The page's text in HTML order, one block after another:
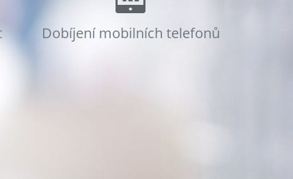
Dobíjení mobilních telefonů